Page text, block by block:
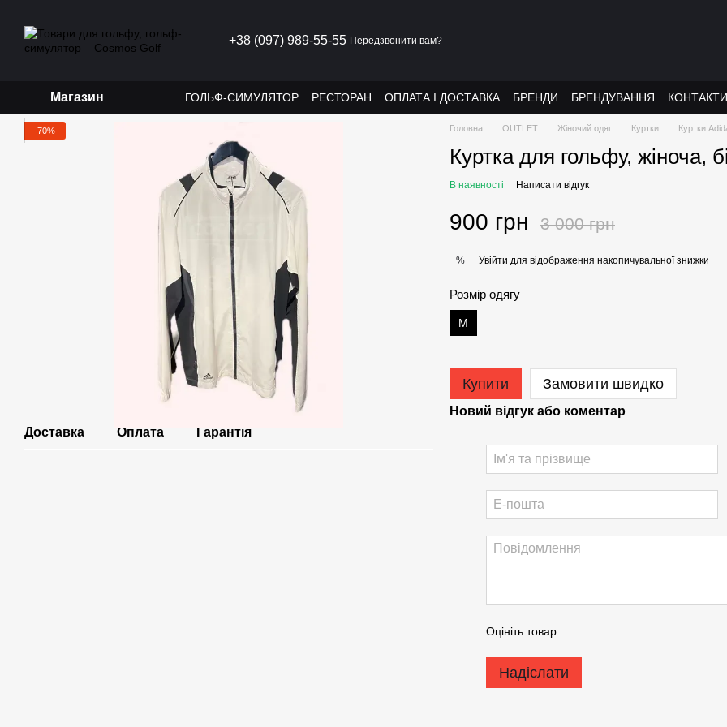
+38 (097) 989-55-55 Передзвонити вам?
Магазин ГОЛЬФ-СИМУЛЯТОР РЕСТОРАН ОПЛАТА І ДОСТАВКА БРЕНДИ БРЕНДУВАННЯ КОНТАКТИ
−70%
Доставка Оплата Гарантія
Головна OUTLET Жіночий одяг Куртки Куртки
Куртка для гольфу, жіноча,
В наявності Написати відгук
900 грн 3 000 грн
% Увійти для відображення накопичувальної знижки
Розмір одягу
М
Купити Замовити швидко
Новий відгук або коментар
Оцініть товар
Надіслати